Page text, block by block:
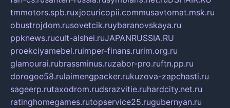
tmmotors.spb.ruxjocuricopii.commusavtomat.msk.ru
obustrojdom.rusovetcik.ruybaranovskaya.ru
ppknews.rucult-alshei.ruJAPANRUSSIA.RU
proekciyamebel.ruimper-finans.rurim.org.ru
glamourai.rubrassminus.ruzabor-pro.ruftn.pp.ru
dorogoe58.rulaimengpacker.rukuzova-zapchasti.ru
sageerp.rutaxodrom.rudsrazvitie.ruhardcity.net.ru
ratinghomegames.rutopservice25.rugubernyan.ru